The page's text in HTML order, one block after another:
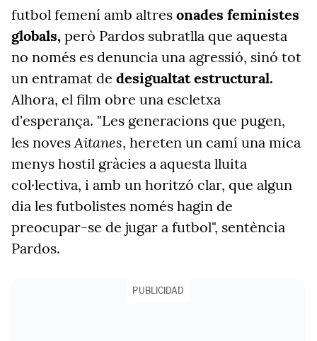
futbol femení amb altres onades feministes
globals, però Pardos subratlla que aquesta
no només es denuncia una agressió, sinó tot
un entramat de desigualtat estructural.
Alhora, el film obre una escletxa
d'esperança. "Les generacions que pugen,
les novesAitanes, hereten un camí una mica
menys hostil gràcies a aquesta lluita
col·lectiva, i amb un horitzó clar, que algun
dia les futbolistes només hagin de
preocupar-se de jugar a futbol", sentència
Pardos.
PUBLICIDAD